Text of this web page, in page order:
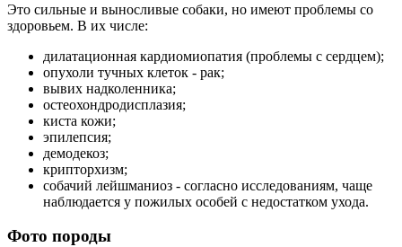
Это сильные и выносливые собаки, но имеют проблемы со
здоровьем. В их числе:
дилатационная кардиомиопатия (проблемы с сердцем);
опухоли тучных клеток - рак;
вывих надколенника;
остеохондродисплазия;
киста кожи;
эпилепсия;
демодекоз;
крипторхизм;
собачий лейшманиоз - согласно исследованиям, чаще
наблюдается у пожилых особей с недостатком ухода.
Фото породы